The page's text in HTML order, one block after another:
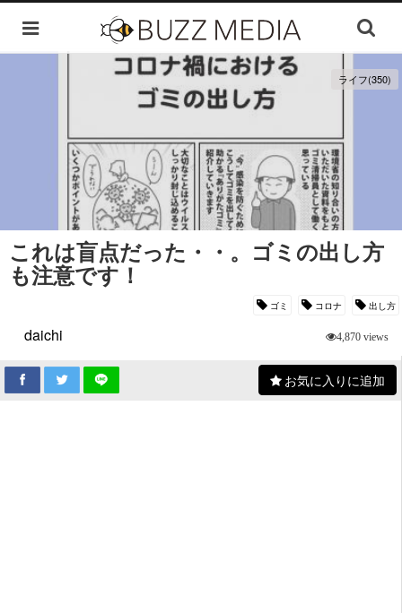
ライフ(350)
これは盲点だった・・。ゴミの出し方
も注意です！
ゴミ コロナ 出し方
daichi 4,870 views
お気に入りに追加